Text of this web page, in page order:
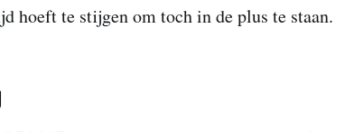
hoeft te stijgen om toch in de plus te staan.